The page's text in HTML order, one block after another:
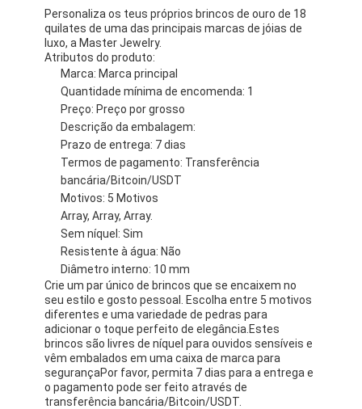
Personaliza os teus próprios brincos de ouro de 18
quilates de uma das principais marcas de jóias de
luxo, a Master Jewelry.
Atributos do produto:
Marca: Marca principal
Quantidade mínima de encomenda: 1
Preço: Preço por grosso
Descrição da embalagem:
Prazo de entrega: 7 dias
Termos de pagamento: Transferência
bancária/Bitcoin/USDT
Motivos: 5 Motivos
Array, Array, Array.
Sem níquel: Sim
Resistente à água: Não
Diâmetro interno: 10 mm
Crie um par único de brincos que se encaixem no
seu estilo e gosto pessoal. Escolha entre 5 motivos
diferentes e uma variedade de pedras para
adicionar o toque perfeito de elegância.Estes
brincos são livres de níquel para ouvidos sensíveis e
vêm embalados em uma caixa de marca para
segurançaPor favor, permita 7 dias para a entrega e
o pagamento pode ser feito através de
transferência bancária/Bitcoin/USDT.